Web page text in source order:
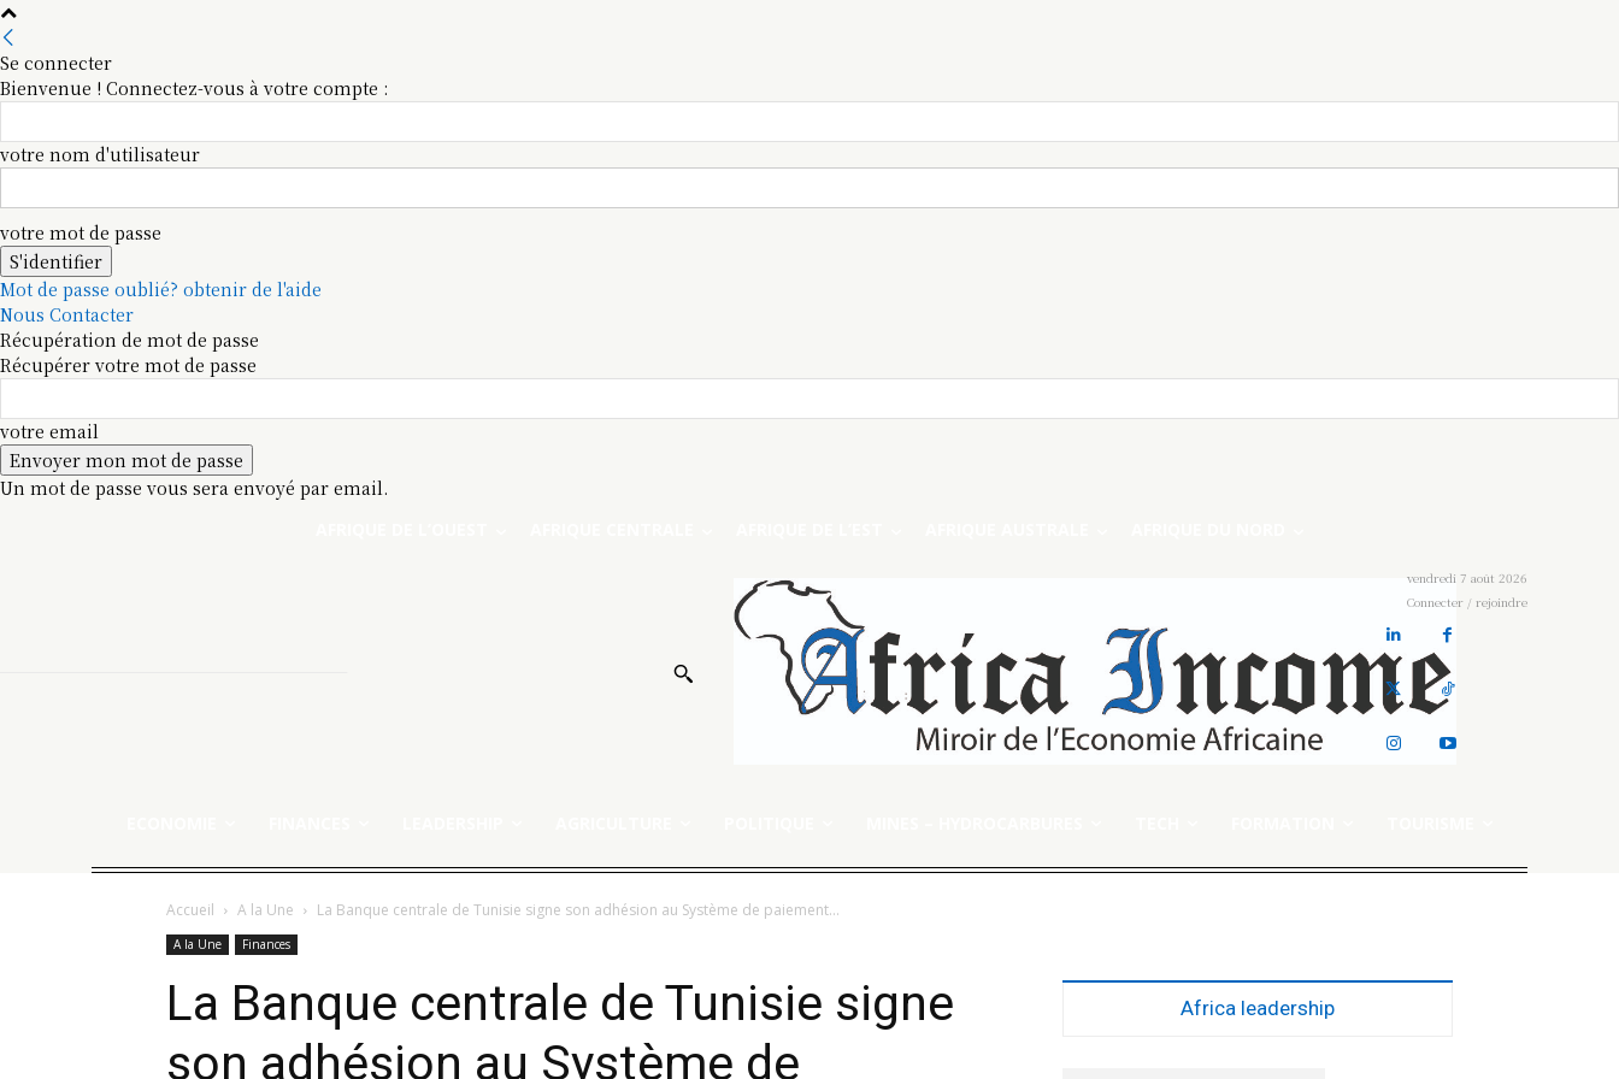
Se connecter
Bienvenue ! Connectez-vous à votre compte :
votre nom d'utilisateur
votre mot de passe
Mot de passe oublié? obtenir de l'aide
Nous Contacter
Récupération de mot de passe
Récupérer votre mot de passe
votre email
Un mot de passe vous sera envoyé par email.
vendredi 7 août 2026
Connecter / rejoindre
Accueil A la Une La Banque centrale de Tunisie signe son adhésion au Système de paiement...
A la Une Finances
La Banque centrale de Tunisie signe
son adhésion au Système de
Africa leadership